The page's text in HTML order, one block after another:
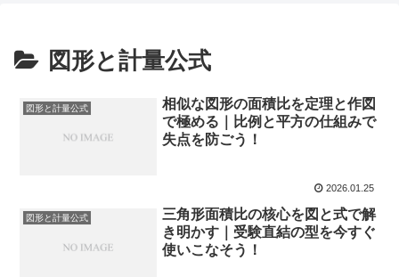
図形と計量公式
図形と計量公式
相似な図形の面積比を定理と作図
で極める｜比例と平方の仕組みで
失点を防ごう！
2026.01.25
図形と計量公式
三角形面積比の核心を図と式で解
き明かす｜受験直結の型を今すぐ
使いこなそう！